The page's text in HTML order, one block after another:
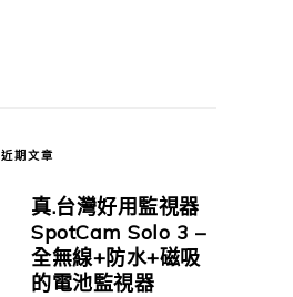
近期文章
真.台灣好用監視器
SpotCam Solo 3 –
全無線+防水+磁吸
的電池監視器